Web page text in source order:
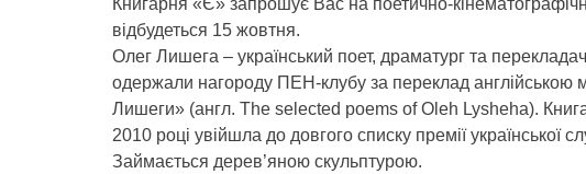
Книгарня «Є» запрошує Вас на поетично-
відбудеться 15 жовтня.
Олег Лишега – український поет, драматург та
одержали нагороду ПЕН-клубу за переклад англійською
Лишеги» (англ. The selected poems of Oleh Lysheha).
2010 році увійшла до довгого списку премії української
Займається дерев’яною скульптурою.